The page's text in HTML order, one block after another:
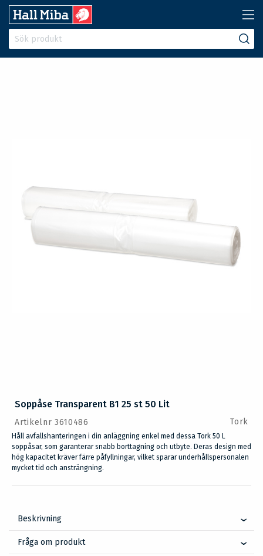
Soppåse Transparent B1 25 st 50 Lit
Artikelnr 3610486 Tork
Håll avfallshanteringen i din anläggning enkel med dessa Tork 50 L
soppåsar, som garanterar snabb borttagning och utbyte. Deras design med
hög kapacitet kräver färre påfyllningar, vilket sparar underhållspersonalen
mycket tid och ansträngning.
Beskrivning
Fråga om produkt